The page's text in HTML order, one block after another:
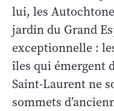
lui, les
jardin du Grand
exceptionnelle :
îles qui émergent
Saint-Laurent ne
sommets